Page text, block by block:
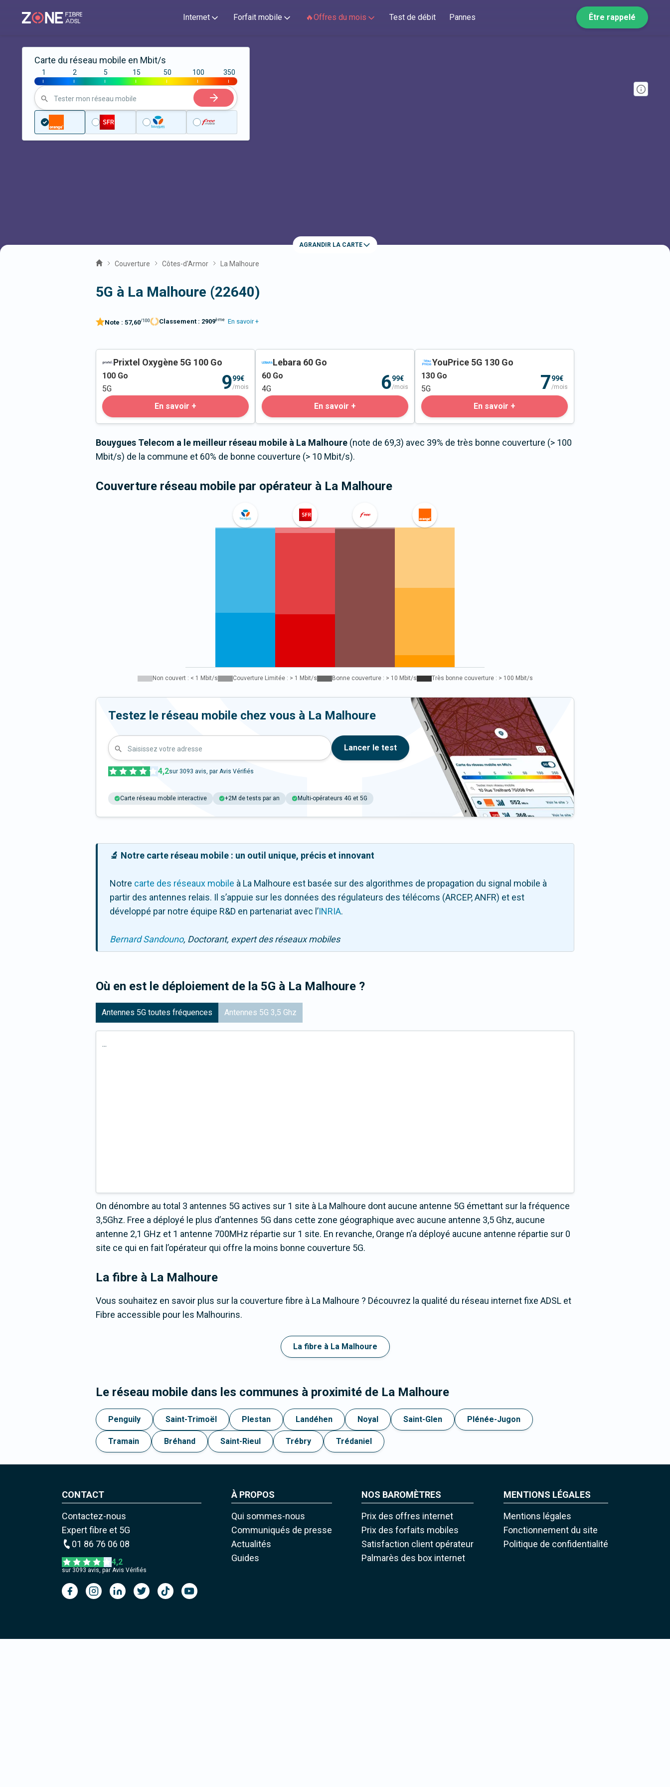
Internet Forfait mobile 🔥Offres du mois Test de débit Pannes Être rappelé
Carte du réseau mobile en Mbit/s
|
1
|
2
|
5
|
15
|
50
|
100
|
350
Tester mon réseau mobile
AGRANDIR LA CARTE
Couverture Côtes-d'Armor La Malhoure
5G à La Malhoure (22640)
Note : 57,60/100 Classement : 2909ème En savoir +
Prixtel Oxygène 5G 100 Go
100 Go
5G
999€
/mois
En savoir +
Lebara 60 Go
60 Go
4G
699€
/mois
En savoir +
YouPrice 5G 130 Go
130 Go
5G
799€
/mois
En savoir +
Bouygues Telecom a le meilleur réseau mobile à La Malhoure (note de 69,3) avec 39% de très bonne couverture (> 100
Mbit/s) de la commune et 60% de bonne couverture (> 10 Mbit/s).
Couverture réseau mobile par opérateur à La Malhoure
Non couvert : < 1 Mbit/s Couverture Limitée : > 1 Mbit/s Bonne couverture : > 10 Mbit/s Très bonne couverture : > 100 Mbit/s
Testez le réseau mobile chez vous à La Malhoure
Saisissez votre adresse Lancer le test
4,2sur 3093 avis, par Avis Vérifiés
Carte réseau mobile interactive +2M de tests par an Multi-opérateurs 4G et 5G
🔬 Notre carte réseau mobile : un outil unique, précis et innovant
Notre carte des réseaux mobile à La Malhoure est basée sur des algorithmes de propagation du signal mobile à
partir des antennes relais. Il s’appuie sur les données des régulateurs des télécoms (ARCEP, ANFR) et est
développé par notre équipe R&D en partenariat avec l ’INRIA.
Bernard Sandouno, Doctorant, expert des réseaux mobiles
Où en est le déploiement de la 5G à La Malhoure ?
Antennes 5G toutes fréquences Antennes 5G 3,5 Ghz
...
On dénombre au total 3 antennes 5G actives sur 1 site à La Malhoure dont aucune antenne 5G émettant sur la fréquence
3,5Ghz. Free a déployé le plus d’antennes 5G dans cette zone géographique avec aucune antenne 3,5 Ghz, aucune
antenne 2,1 GHz et 1 antenne 700MHz répartie sur 1 site. En revanche, Orange n’a déployé aucune antenne répartie sur 0
site ce qui en fait l’opérateur qui offre la moins bonne couverture 5G.
La fibre à La Malhoure
Vous souhaitez en savoir plus sur la couverture fibre à La Malhoure ? Découvrez la qualité du réseau internet fixe ADSL et
Fibre accessible pour les Malhourins.
La fibre à La Malhoure
Le réseau mobile dans les communes à proximité de La Malhoure
Penguily Saint-Trimoël Plestan Landéhen Noyal Saint-Glen Plénée-Jugon
Tramain Bréhand Saint-Rieul Trébry Trédaniel
CONTACT
Contactez-nous
Expert fibre et 5G
01 86 76 06 08
4,2
sur 3093 avis, par Avis Vérifiés
À PROPOS
Qui sommes-nous
Communiqués de presse
Actualités
Guides
NOS BAROMÈTRES
Prix des offres internet
Prix des forfaits mobiles
Satisfaction client opérateur
Palmarès des box internet
MENTIONS LÉGALES
Mentions légales
Fonctionnement du site
Politique de confidentialité